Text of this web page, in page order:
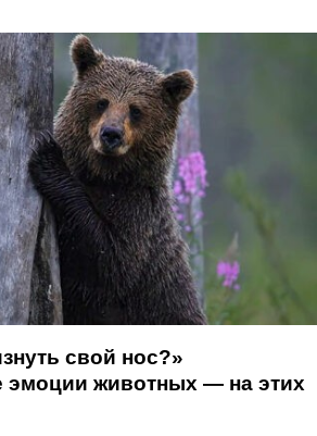
свой нос?»
животных — на этих